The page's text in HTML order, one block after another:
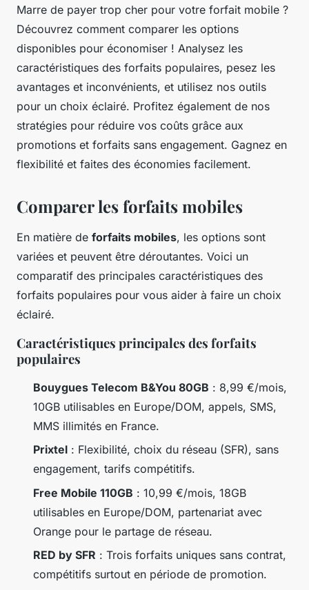
Marre de payer trop cher pour votre forfait mobile ?
Découvrez comment comparer les options
disponibles pour économiser ! Analysez les
caractéristiques des forfaits populaires, pesez les
avantages et inconvénients, et utilisez nos outils
pour un choix éclairé. Profitez également de nos
stratégies pour réduire vos coûts grâce aux
promotions et forfaits sans engagement. Gagnez en
flexibilité et faites des économies facilement.
Comparer les forfaits mobiles
En matière de forfaits mobiles, les options sont
variées et peuvent être déroutantes. Voici un
comparatif des principales caractéristiques des
forfaits populaires pour vous aider à faire un choix
éclairé.
Caractéristiques principales des forfaits
populaires
Bouygues Telecom B&You 80GB : 8,99 €/mois,
10GB utilisables en Europe/DOM, appels, SMS,
MMS illimités en France.
Prixtel : Flexibilité, choix du réseau (SFR), sans
engagement, tarifs compétitifs.
Free Mobile 110GB : 10,99 €/mois, 18GB
utilisables en Europe/DOM, partenariat avec
Orange pour le partage de réseau.
RED by SFR : Trois forfaits uniques sans contrat,
compétitifs surtout en période de promotion.